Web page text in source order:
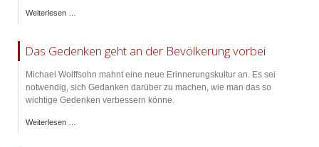
Weiterlesen …
Das Gedenken geht an der Bevölkerung vorbei
Michael Wolffsohn mahnt eine neue Erinnerungskultur an. Es sei
notwendig, sich Gedanken darüber zu machen, wie man das so
wichtige Gedenken verbessern könne.
Weiterlesen …